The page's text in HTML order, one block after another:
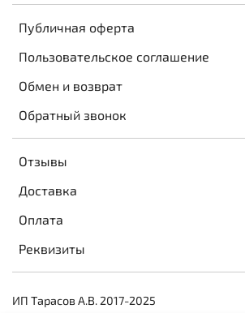
Публичная оферта
Пользовательское соглашение
Обмен и возврат
Обратный звонок
Отзывы
Доставка
Оплата
Реквизиты
ИП Тарасов А.В. 2017-2025